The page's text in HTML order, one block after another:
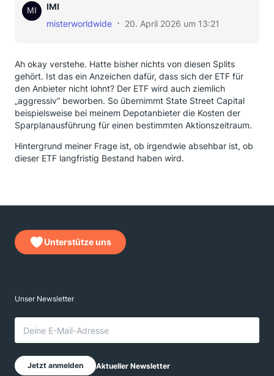
IMI
misterworldwide
20. April 2026 um 13:21
Ah okay verstehe. Hatte bisher nichts von diesen Splits
gehört. Ist das ein Anzeichen dafür, dass sich der ETF für
den Anbieter nicht lohnt? Der ETF wird auch ziemlich
„aggressiv“ beworben. So übernimmt State Street Capital
beispielsweise bei meinem Depotanbieter die Kosten der
Sparplanausführung für einen bestimmten Aktionszeitraum.
Hintergrund meiner Frage ist, ob irgendwie absehbar ist, ob
dieser ETF langfristig Bestand haben wird.
Unterstütze uns